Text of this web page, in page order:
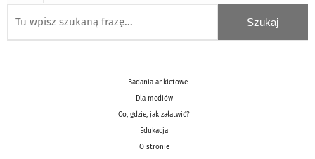
Badania ankietowe
Dla mediów
Co, gdzie, jak załatwić?
Edukacja
O stronie